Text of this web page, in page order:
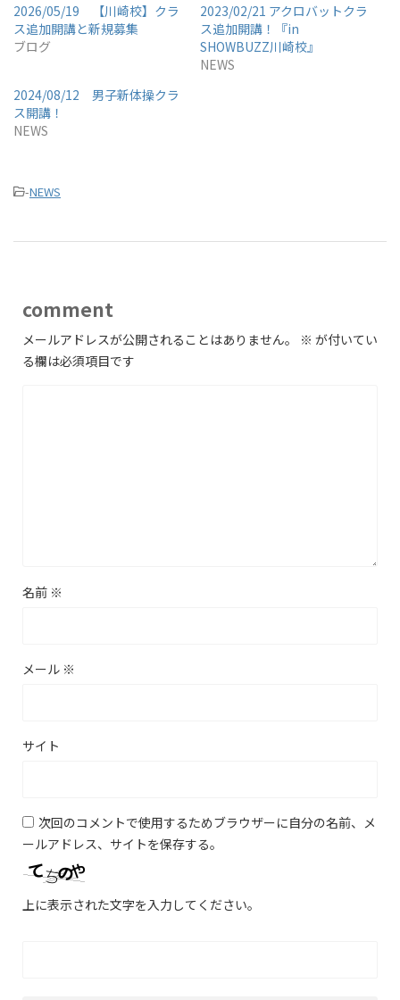
2026/05/19 【川崎校】クラ
ス追加開講と新規募集
ブログ
2023/02/21 アクロバットクラ
ス追加開講！『in
SHOWBUZZ川崎校』
NEWS
2024/08/12 男子新体操クラ
ス開講！
NEWS
-NEWS
comment
メールアドレスが公開されることはありません。 ※ が付いてい
る欄は必須項目です
名前 ※
メール ※
サイト
次回のコメントで使用するためブラウザーに自分の名前、メ
ールアドレス、サイトを保存する。
上に表示された文字を入力してください。